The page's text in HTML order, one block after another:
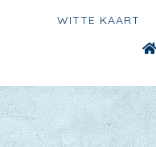
WITTE KAART